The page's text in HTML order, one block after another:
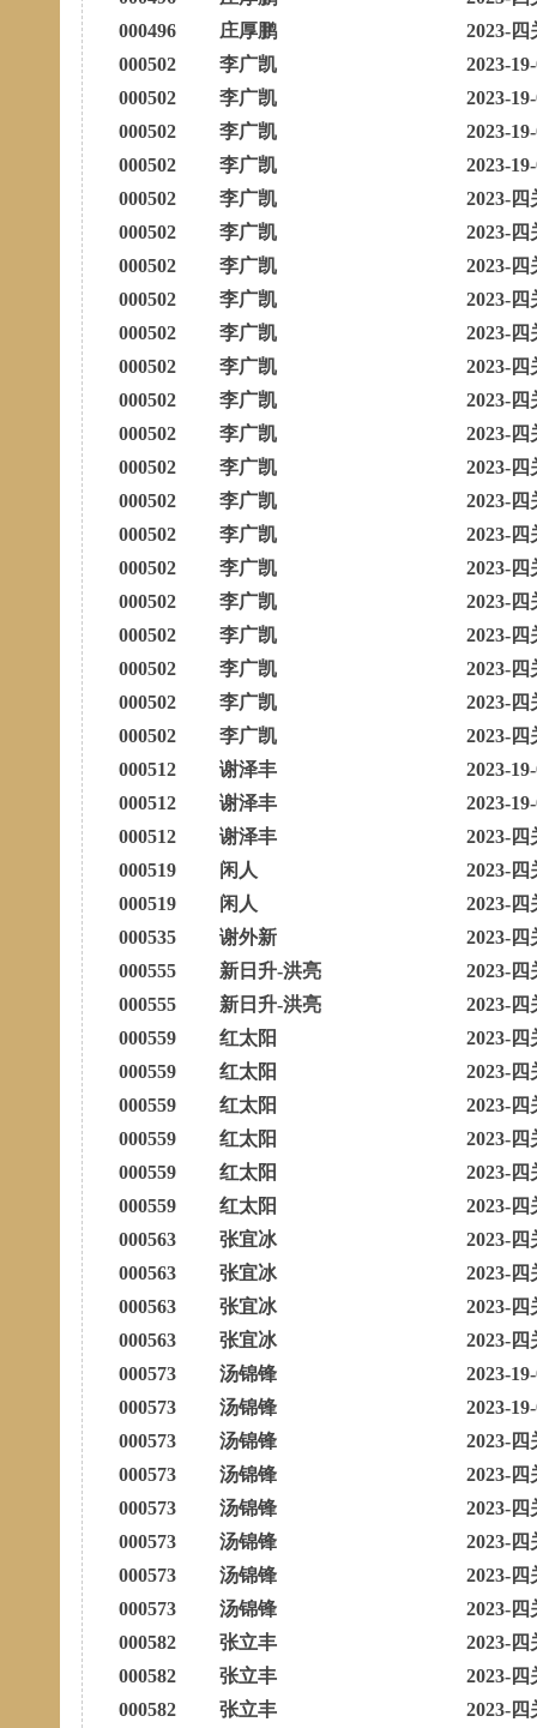
000496
庄厚鹏
2023-四
000502
李广凯
2023-
000502
李广凯
2023-
000502
李广凯
2023-
000502
李广凯
2023-
000502
李广凯
2023-四
000502
李广凯
2023-四
000502
李广凯
2023-四
000502
李广凯
2023-四
000502
李广凯
2023-四
000502
李广凯
2023-四
000502
李广凯
2023-四
000502
李广凯
2023-四
000502
李广凯
2023-四
000502
李广凯
2023-四
000502
李广凯
2023-四
000502
李广凯
2023-四
000502
李广凯
2023-四
000502
李广凯
2023-四
000502
李广凯
2023-四
000502
李广凯
2023-四
000502
李广凯
2023-四
000512
谢泽丰
2023-
000512
谢泽丰
2023-
000512
谢泽丰
2023-四
000519
闲人
2023-四
000519
闲人
2023-四
000535
谢外新
2023-四
000555
新日升-洪亮
2023-四
000555
新日升-洪亮
2023-四
000559
红太阳
2023-四
000559
红太阳
2023-四
000559
红太阳
2023-四
000559
红太阳
2023-四
000559
红太阳
2023-四
000559
红太阳
2023-四
000563
张宜冰
2023-四
000563
张宜冰
2023-四
000563
张宜冰
2023-四
000563
张宜冰
2023-四
000573
汤锦锋
2023-
000573
汤锦锋
2023-
000573
汤锦锋
2023-四
000573
汤锦锋
2023-四
000573
汤锦锋
2023-四
000573
汤锦锋
2023-四
000573
汤锦锋
2023-四
000573
汤锦锋
2023-四
000582
张立丰
2023-四
000582
张立丰
2023-四
000582
张立丰
2023-四